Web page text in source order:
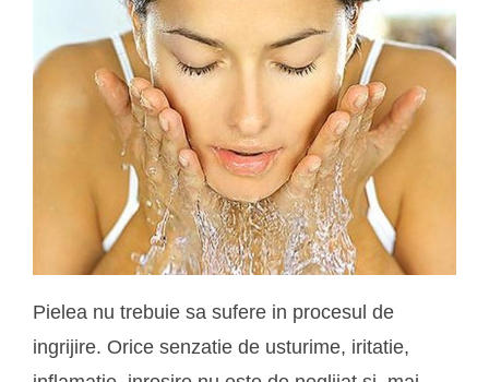
Pielea nu trebuie sa sufere in procesul de
ingrijire. Orice senzatie de usturime, iritatie,